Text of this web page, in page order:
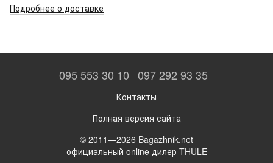
Подробнее о доставке
095 553 30 10 097 292 93 35
Контакты
Полная версия сайта
© 2011—2026 Bagazhnik.net
официальный online дилер THULE